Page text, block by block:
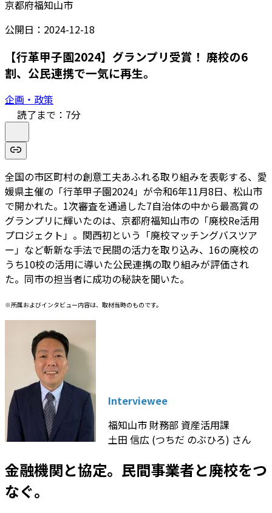
京都府福知山市
公開日： 2024-12-18
【行革甲子園2024】グランプリ受賞！ 廃校の6
割、公民連携で一気に再生。
企画・政策
読了まで： 7分
全国の市区町村の創意工夫あふれる取り組みを表彰する、愛
媛県主催の「行革甲子園2024」が令和6年11月8日、松山市
で開かれた。1次審査を通過した7自治体の中から最高賞の
グランプリに輝いたのは、京都府福知山市の「廃校Re活用
プロジェクト」。関西初という「廃校マッチングバスツア
ー」など斬新な手法で民間の活力を取り込み、16の廃校の
うち10校の活用に導いた公民連携の取り組みが評価され
た。同市の担当者に成功の秘訣を聞いた。
※所属およびインタビュー内容は、取材当時のものです。
Interviewee
福知山市 財務部 資産活用課
土田 信広 (つちだ のぶひろ) さん
金融機関と協定。民間事業者と廃校をつ
なぐ。